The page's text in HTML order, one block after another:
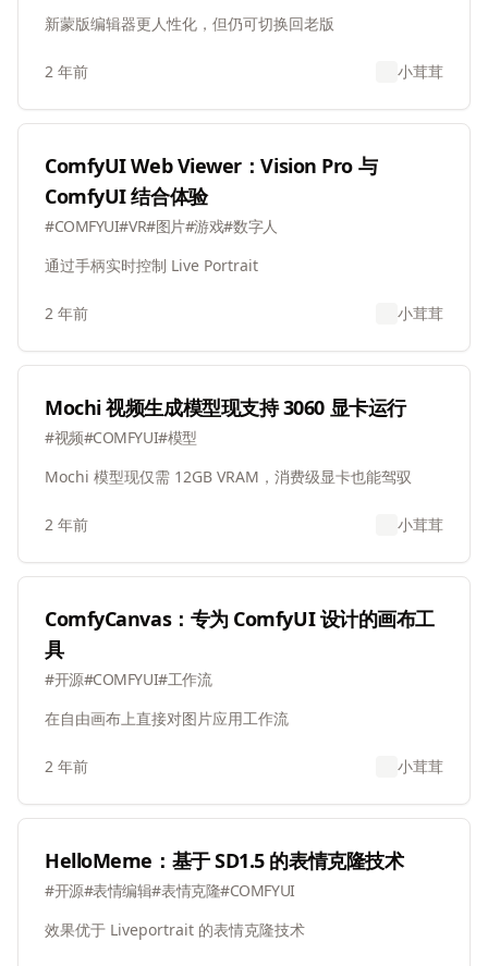
新蒙版编辑器更人性化，但仍可切换回老版
2 年前 小茸茸
ComfyUI Web Viewer：Vision Pro 与
ComfyUI 结合体验
#COMFYUI#VR#图片#游戏#数字人
通过手柄实时控制 Live Portrait
2 年前 小茸茸
Mochi 视频生成模型现支持 3060 显卡运行
#视频#COMFYUI#模型
Mochi 模型现仅需 12GB VRAM，消费级显卡也能驾驭
2 年前 小茸茸
ComfyCanvas：专为 ComfyUI 设计的画布工
具
#开源#COMFYUI#工作流
在自由画布上直接对图片应用工作流
2 年前 小茸茸
HelloMeme：基于 SD1.5 的表情克隆技术
#开源#表情编辑#表情克隆#COMFYUI
效果优于 Liveportrait 的表情克隆技术